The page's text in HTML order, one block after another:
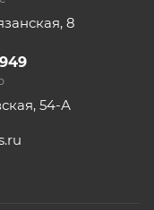
8
54-А